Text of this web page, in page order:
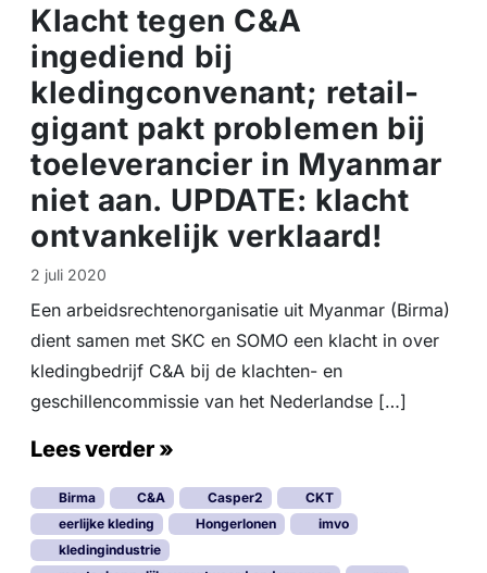
k
n
i
n
g
v
a
k
n
e
n
Klacht tegen C&A
ingediend bij
kledingconvenant; retail-
gigant pakt problemen bij
toeleverancier in Myanmar
niet aan. UPDATE: klacht
ontvankelijk verklaard!
2 juli 2020
Een arbeidsrechtenorganisatie uit Myanmar (Birma)
dient samen met SKC en SOMO een klacht in over
kledingbedrijf C&A bij de klachten- en
geschillencommissie van het Nederlandse […]
Lees verder »
Birma C&A Casper2
CKT
eerlijke kleding
Hongerlonen
imvo
kledingindustrie